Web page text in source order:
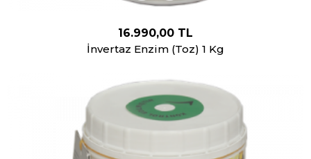
16.990,00 TL
İnvertaz Enzim (Toz) 1 Kg